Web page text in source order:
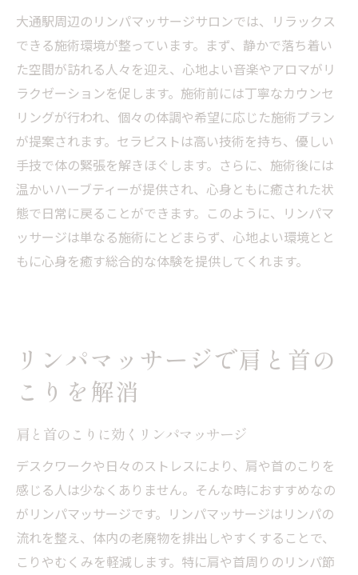
大通駅周辺のリンパマッサージサロンでは、リラックス
できる施術環境が整っています。まず、静かで落ち着い
た空間が訪れる人々を迎え、心地よい音楽やアロマがリ
ラクゼーションを促します。施術前には丁寧なカウンセ
リングが行われ、個々の体調や希望に応じた施術プラン
が提案されます。セラピストは高い技術を持ち、優しい
手技で体の緊張を解きほぐします。さらに、施術後には
温かいハーブティーが提供され、心身ともに癒された状
態で日常に戻ることができます。このように、リンパマ
ッサージは単なる施術にとどまらず、心地よい環境とと
もに心身を癒す総合的な体験を提供してくれます。
リンパマッサージで肩と首の
こりを解消
肩と首のこりに効くリンパマッサージ
デスクワークや日々のストレスにより、肩や首のこりを
感じる人は少なくありません。そんな時におすすめなの
がリンパマッサージです。リンパマッサージはリンパの
流れを整え、体内の老廃物を排出しやすくすることで、
こりやむくみを軽減します。特に肩や首周りのリンパ節